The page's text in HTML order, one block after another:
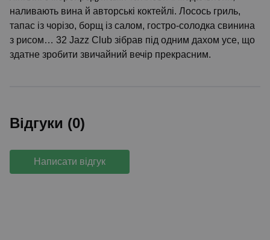
наливають вина й авторські коктейлі. Лосось гриль,
тапас із чорізо, борщ із салом, гостро-солодка свинина
з рисом… 32 Jazz Club зібрав під одним дахом усе, що
здатне зробити звичайний вечір прекрасним.
Відгуки (0)
Написати відгук